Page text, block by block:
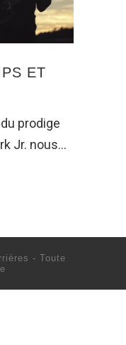
ET
prodige
Jr. nous…
- Toute